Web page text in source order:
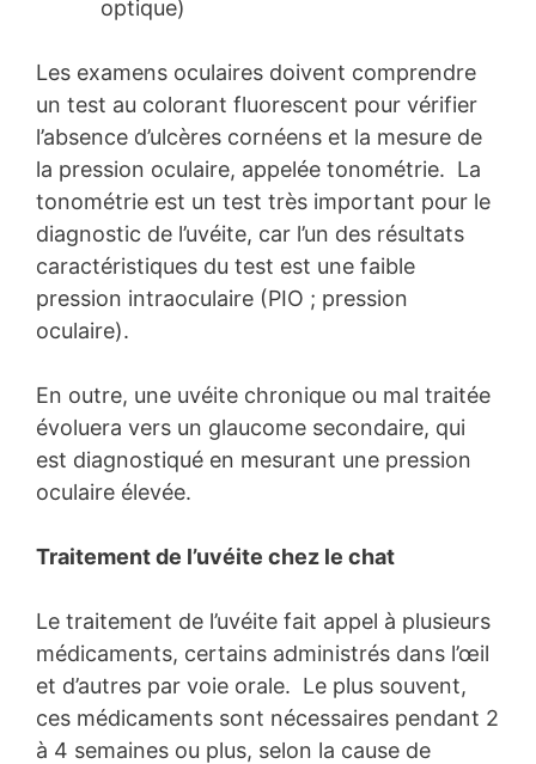
optique)
Les examens oculaires doivent comprendre
un test au colorant fluorescent pour vérifier
l’absence d’ulcères cornéens et la mesure de
la pression oculaire, appelée tonométrie. La
tonométrie est un test très important pour le
diagnostic de l’uvéite, car l’un des résultats
caractéristiques du test est une faible
pression intraoculaire (PIO ; pression
oculaire).
En outre, une uvéite chronique ou mal traitée
évoluera vers un glaucome secondaire, qui
est diagnostiqué en mesurant une pression
oculaire élevée.
Traitement de l’uvéite chez le chat
Le traitement de l’uvéite fait appel à plusieurs
médicaments, certains administrés dans l’œil
et d’autres par voie orale. Le plus souvent,
ces médicaments sont nécessaires pendant 2
à 4 semaines ou plus, selon la cause de